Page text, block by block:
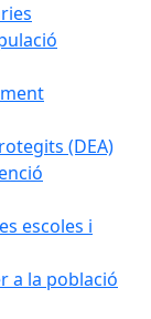
(DEA)
escoles i
a la població